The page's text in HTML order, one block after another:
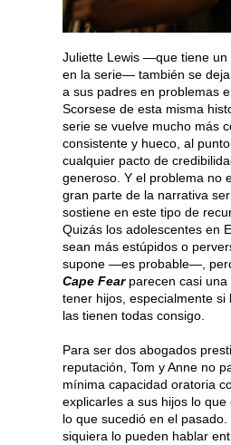
Juliette Lewis —que tiene un
en la serie— también se
a sus padres en problemas
Scorsese de esta misma
serie se vuelve mucho más
consistente y hueco, al
cualquier pacto de
generoso. Y el problema no
gran parte de la narrativa
sostiene en este tipo de
Quizás los adolescentes en
sean más estúpidos o
supone —es probable—,
Cape Fearparecen casi una
tener hijos, especialmente si
las tienen todas consigo.
Para ser dos abogados
reputación, Tom y Anne no
mínima capacidad oratoria
explicarles a sus hijos lo
lo que sucedió en el
siquiera lo pueden hablar